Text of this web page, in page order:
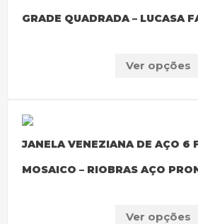
GRADE QUADRADA – LUCASA
Ver opções
JANELA VENEZIANA DE AÇO 6
MOSAICO – RIOBRAS AÇO
Ver opções